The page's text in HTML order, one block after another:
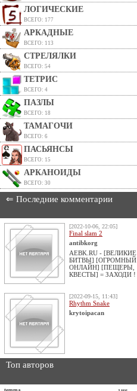
ЛОГИЧЕСКИЕ
ВСЕГО: 177
АРКАДНЫЕ
ВСЕГО: 113
СТРЕЛЯЛКИ
ВСЕГО: 54
ТЕТРИС
ВСЕГО: 4
ПАЗЛЫ
ВСЕГО: 18
ТАМАГОЧИ
ВСЕГО: 6
ПАСЬЯНСЫ
ВСЕГО: 15
АРКАНОИДЫ
ВСЕГО: 30
⇐ Последние комментарии
[2022-10-06, 22:05]
Final slam 2
antibkorg
AEBK.RU - [ВЕЛИКИЕ
БИТВЫ] [ОГРОМНЫЙ
ОНЛАЙН] [ПЕЩЕРЫ,
КВЕСТЫ] = ЗАХОДИ !
[2022-09-15, 11:43]
Rhythm Snake
krytoipacan
Топ авторов